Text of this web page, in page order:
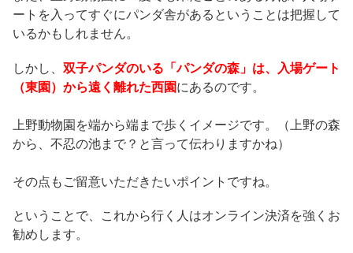
ートを入ってすぐにパンダ舎があるということは把握して
いるかもしれません。
しかし、 双子パンダのいる「パンダの森」は、入場ゲート
（東園）から遠く離れた西園にあるのです。
上野動物園を端から端まで歩くイメージです。（上野の森
から、不忍の池まで？と言って伝わりますかね）
その点もご留意いただきたいポイントですね。
ということで、これから行く人はオンライン決済を強くお
勧めします。